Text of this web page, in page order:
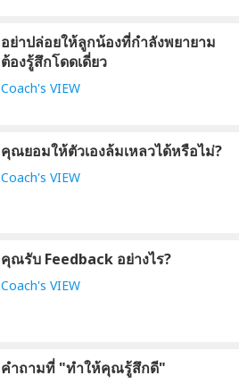
อย่าปล่อยให้ลูกน้องที่กำลังพยายาม
ต้องรู้สึกโดดเดี่ยว
Coach's VIEW
คุณยอมให้ตัวเองล้มเหลวได้หรือไม่?
Coach's VIEW
คุณรับ Feedback อย่างไร?
Coach's VIEW
คำถามที่ "ทำให้คุณรู้สึกดี"